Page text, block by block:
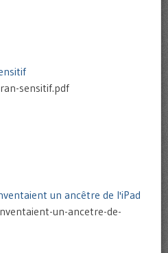
sensitif.pdf
un ancêtre de l'iPad
un-ancetre-de-